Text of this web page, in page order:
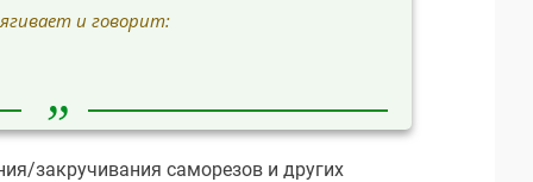
и говорит:
закручивания саморезов и других